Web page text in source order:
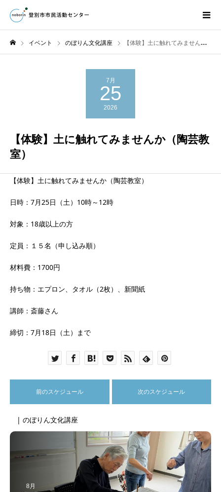
イベント のぼりん文化講座 【体験】土に触れてみませんか（陶芸教室）
7月
25
2026
【体験】土に触れてみませんか（陶芸教
室）
【体験】土に触れてみませんか（陶芸教室）
日時：7月25日（土）10時～12時
対象：18歳以上の方
定員：１５名（申し込み順）
材料費：1700円
持ち物：エプロン、タオル（2枚）、新聞紙
講師：斎藤さん
締切：7月18日（土）まで
前のスケジュール 次のスケジュール
| のぼりん文化講座
8月